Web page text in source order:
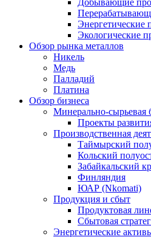
Добывающие
Энергетические
Экологические
Обзор рынка металлов
Никель
Медь
Палладий
Платина
Обзор бизнеса
Минерально-сырьевая
Проекты
Производственная
Таймырский
Кольский
Забайкальский
Финляндия
ЮАР (Nkomati)
Продукция и сбыт
Продуктовая
Сбытовая
Энергетические